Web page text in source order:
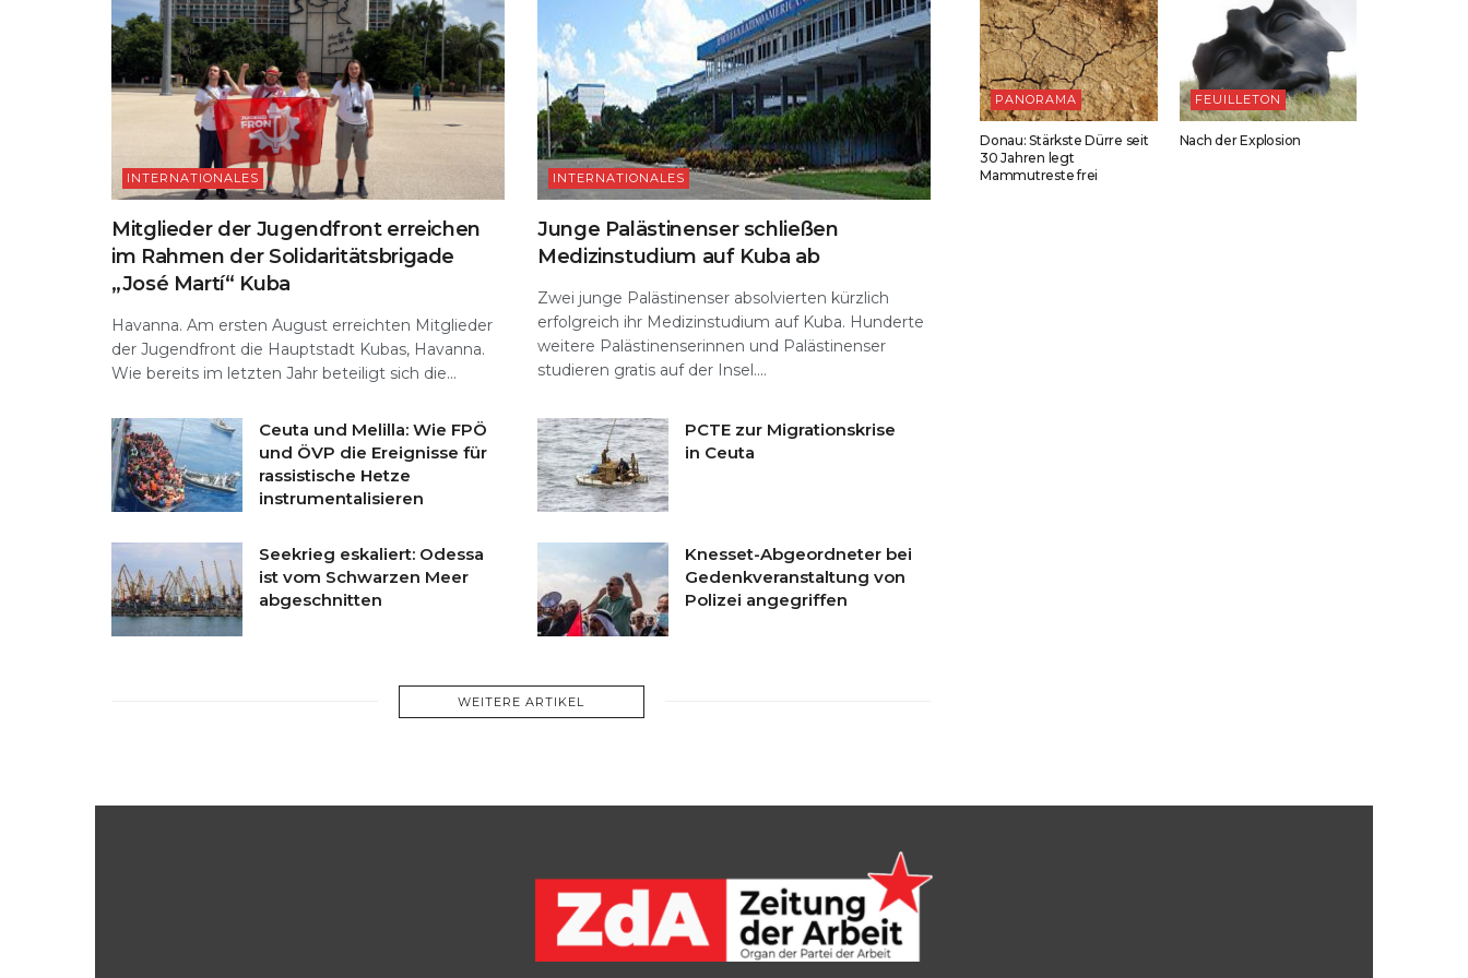
INTERNATIONALES
Mitglieder der Jugendfront erreichen
im Rahmen der Solidaritätsbrigade
„José Martí“ Kuba
Havanna. Am ersten August erreichten Mitglieder
der Jugendfront die Hauptstadt Kubas, Havanna.
Wie bereits im letzten Jahr beteiligt sich die...
INTERNATIONALES
Junge Palästinenser schließen
Medizinstudium auf Kuba ab
Zwei junge Palästinenser absolvierten kürzlich
erfolgreich ihr Medizinstudium auf Kuba. Hunderte
weitere Palästinenserinnen und Palästinenser
studieren gratis auf der Insel....
Ceuta und Melilla: Wie FPÖ
und ÖVP die Ereignisse für
rassistische Hetze
instrumentalisieren
PCTE zur Migrationskrise
in Ceuta
Seekrieg eskaliert: Odessa
ist vom Schwarzen Meer
abgeschnitten
Knesset-Abgeordneter bei
Gedenkveranstaltung von
Polizei angegriffen
WEITERE ARTIKEL
PANORAMA
Donau: Stärkste Dürre seit
30 Jahren legt
Mammutreste frei
FEUILLETON
Nach der Explosion